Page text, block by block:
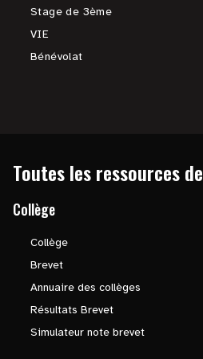
Stage de 3ème
VIE
Bénévolat
Toutes les ressources de
Collège
Collège
Brevet
Annuaire des collèges
Résultats Brevet
Simulateur note brevet